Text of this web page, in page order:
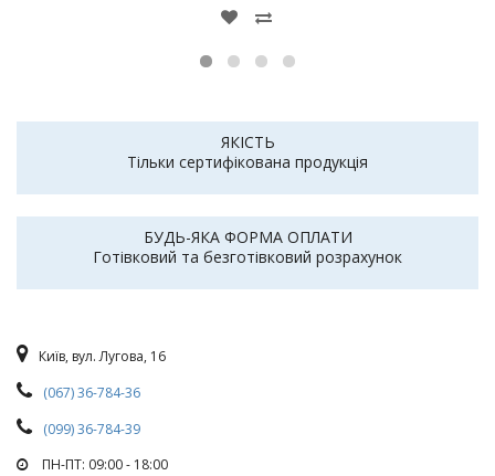
ЯКІСТЬ
Тільки сертифікована продукція
БУДЬ-ЯКА ФОРМА ОПЛАТИ
Готівковий та безготівковий розрахунок
Київ, вул. Лугова, 16
(067) 36-784-36
(099) 36-784-39
ПН-ПТ: 09:00 - 18:00